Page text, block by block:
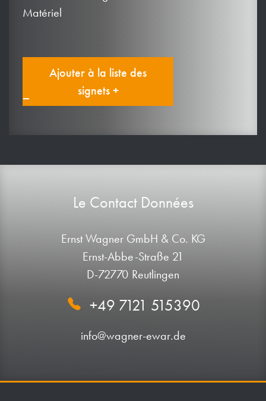
Matériel
Ajouter à la liste des
signets +
Le Contact Données
Ernst Wagner GmbH & Co. KG
Ernst-Abbe-Straße 21
D-72770 Reutlingen
+49 7121 515390
info@wagner-ewar.de